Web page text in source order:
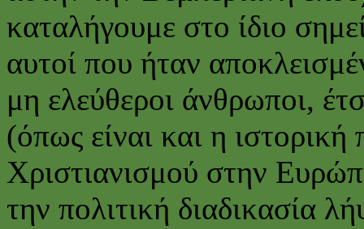
καταλήγουμε στο ίδιο
αυτοί που ήταν
μη ελεύθεροι άνθρωποι,
(όπως είναι και η ιστορική
Χριστιανισμού στην
την πολιτική διαδικασία